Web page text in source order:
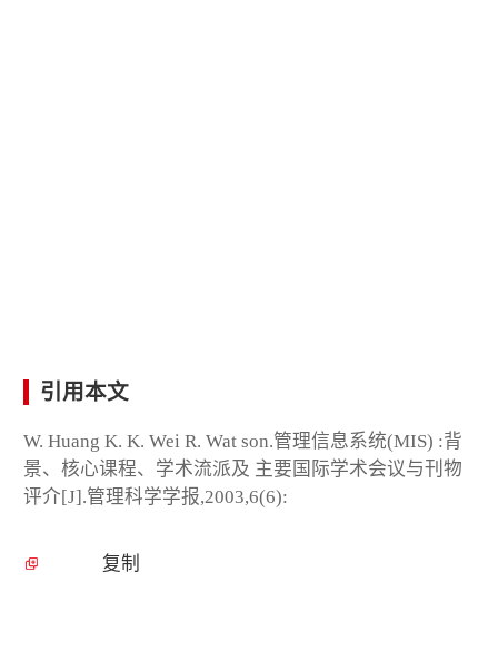
引用本文
W. Huang K. K. Wei R. Wat son.管理信息系统(MIS) :背
景、核心课程、学术流派及 主要国际学术会议与刊物
评介[J].管理科学学报,2003,6(6):
复制